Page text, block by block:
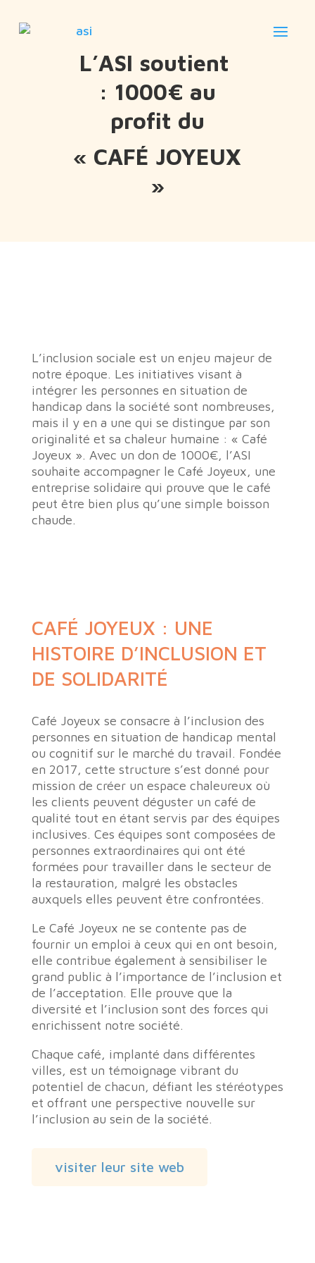
L’ASI soutient
: 1000€ au
profit du
« CAFÉ JOYEUX
»
L’inclusion sociale est un enjeu majeur de
notre époque. Les initiatives visant à
intégrer les personnes en situation de
handicap dans la société sont nombreuses,
mais il y en a une qui se distingue par son
originalité et sa chaleur humaine : « Café
Joyeux ». Avec un don de 1000€, l’ASI
souhaite accompagner le Café Joyeux, une
entreprise solidaire qui prouve que le café
peut être bien plus qu’une simple boisson
chaude.
CAFÉ JOYEUX : UNE
HISTOIRE D’INCLUSION ET
DE SOLIDARITÉ
Café Joyeux se consacre à l’inclusion des
personnes en situation de handicap mental
ou cognitif sur le marché du travail. Fondée
en 2017, cette structure s’est donné pour
mission de créer un espace chaleureux où
les clients peuvent déguster un café de
qualité tout en étant servis par des équipes
inclusives. Ces équipes sont composées de
personnes extraordinaires qui ont été
formées pour travailler dans le secteur de
la restauration, malgré les obstacles
auxquels elles peuvent être confrontées.
Le Café Joyeux ne se contente pas de
fournir un emploi à ceux qui en ont besoin,
elle contribue également à sensibiliser le
grand public à l’importance de l’inclusion et
de l’acceptation. Elle prouve que la
diversité et l’inclusion sont des forces qui
enrichissent notre société.
Chaque café, implanté dans différentes
villes, est un témoignage vibrant du
potentiel de chacun, défiant les stéréotypes
et offrant une perspective nouvelle sur
l’inclusion au sein de la société.
visiter leur site web